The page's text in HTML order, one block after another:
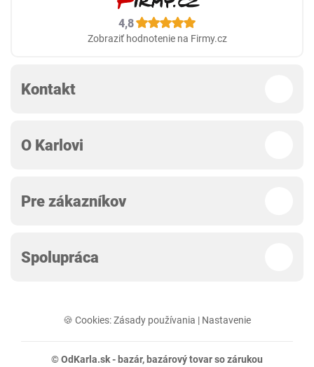
4,8
Zobraziť hodnotenie na Firmy.cz
Kontakt
O Karlovi
Pre zákazníkov
Spolupráca
🍪 Cookies:Zásady používania | Nastavenie
© OdKarla.sk - bazár, bazárový tovar so zárukou